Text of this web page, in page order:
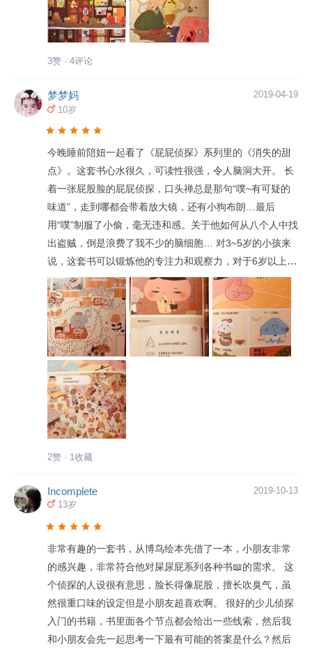
3赞 · 4评论
梦梦妈
10岁
2019-04-19
今晚睡前陪妞一起看了《屁屁侦探》系列里的《消失的甜
点》。这套书心水很久，可读性很强，令人脑洞大开。 长
着一张屁股脸的屁屁侦探，口头禅总是那句“噗~有可疑的
味道”，走到哪都会带着放大镜，还有小狗布朗…最后
用“噗”制服了小偷，毫无违和感。关于他如何从八个人中找
出盗贼，倒是浪费了我不少的脑细胞… 对3~5岁的小孩来
说，这套书可以锻炼他的专注力和观察力，对于6岁以上的
孩子，可以提高他的逻辑思维和推理能力。
2赞 · 1收藏
Incomplete
13岁
2019-10-13
非常有趣的一套书，从博鸟绘本先借了一本，小朋友非常
的感兴趣，非常符合他对屎尿屁系列各种书📖的需求。 这
个侦探的人设很有意思，脸长得像屁股，擅长吹臭气，虽
然很重口味的设定但是小朋友超喜欢啊。 很好的少儿侦探
入门的书籍，书里面各个节点都会给出一些线索，然后我
和小朋友会先一起思考一下最有可能的答案是什么？然后